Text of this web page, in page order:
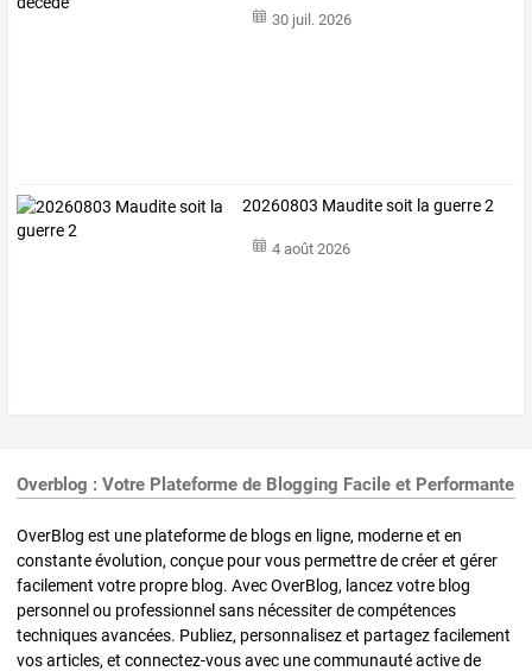
30 juil. 2026
20260803 Maudite soit la guerre 2
4 août 2026
Overblog : Votre Plateforme de Blogging Facile et Performante
OverBlog est une plateforme de blogs en ligne, moderne et en
constante évolution, conçue pour vous permettre de créer et gérer
facilement votre propre blog. Avec OverBlog, lancez votre blog
personnel ou professionnel sans nécessiter de compétences
techniques avancées. Publiez, personnalisez et partagez facilement
vos articles, et connectez-vous avec une communauté active de